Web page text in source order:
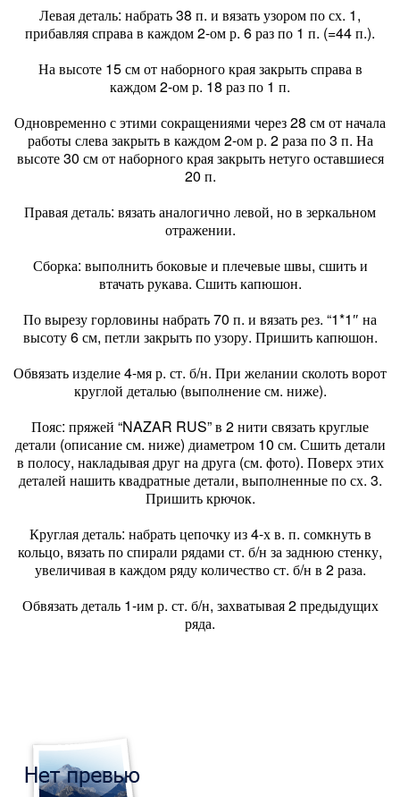
Левая деталь: набрать 38 п. и вязать узором по сх. 1,
прибавляя справа в каждом 2-ом р. 6 раз по 1 п. (=44 п.).
На высоте 15 см от наборного края закрыть справа в
каждом 2-ом р. 18 раз по 1 п.
Одновременно с этими сокращениями через 28 см от начала
работы слева закрыть в каждом 2-ом р. 2 раза по 3 п. На
высоте 30 см от наборного края закрыть нетуго оставшиеся
20 п.
Правая деталь: вязать аналогично левой, но в зеркальном
отражении.
Сборка: выполнить боковые и плечевые швы, сшить и
втачать рукава. Сшить капюшон.
По вырезу горловины набрать 70 п. и вязать рез. “1*1″ на
высоту 6 см, петли закрыть по узору. Пришить капюшон.
Обвязать изделие 4-мя р. ст. б/н. При желании сколоть ворот
круглой деталью (выполнение см. ниже).
Пояс: пряжей “NAZAR RUS” в 2 нити связать круглые
детали (описание см. ниже) диаметром 10 см. Сшить детали
в полосу, накладывая друг на друга (см. фото). Поверх этих
деталей нашить квадратные детали, выполненные по сх. 3.
Пришить крючок.
Круглая деталь: набрать цепочку из 4-х в. п. сомкнуть в
кольцо, вязать по спирали рядами ст. б/н за заднюю стенку,
увеличивая в каждом ряду количество ст. б/н в 2 раза.
Обвязать деталь 1-им р. ст. б/н, захватывая 2 предыдущих
ряда.